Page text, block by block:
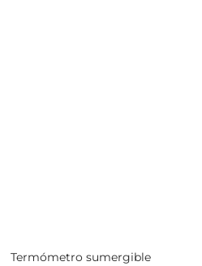
Termómetro sumergible